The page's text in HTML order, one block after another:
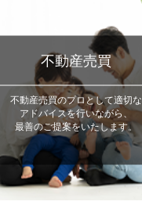
不動産売買
不動産売買のプロとして適切な
アドバイスを行いながら、
最善のご提案をいたします。